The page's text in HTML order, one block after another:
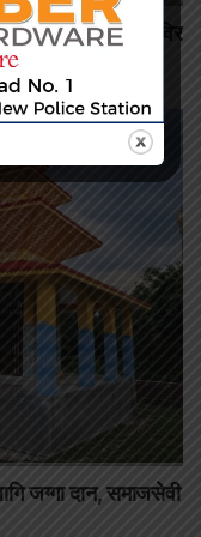
निःशुल्क शिविर
जग्गा दान, समाजसेवी